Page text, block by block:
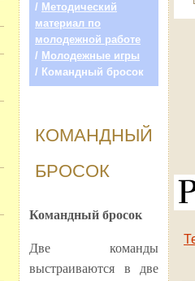
/ Методический
материал по
молодежной работе
/ Молодежные игры
/ Командный бросок
КОМАНДНЫЙ
БРОСОК
Командный бросок
Две команды
выстраиваются в две